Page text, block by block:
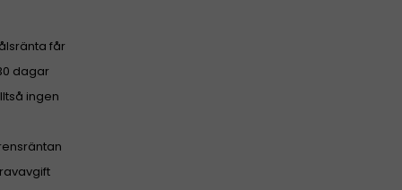
får
dagar
ingen